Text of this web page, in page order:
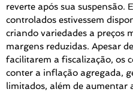
reverte após sua suspensão.
controlados estivessem
criando variedades a preços
margens reduzidas. Apesar
facilitarem a fiscalização, os
conter a inflação agregada,
limitados, além de aumentar